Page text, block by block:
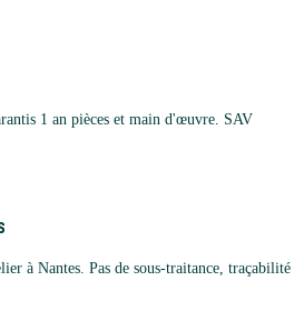
1 an pièces et main d'œuvre. SAV
à Nantes. Pas de sous-traitance, traçabilité